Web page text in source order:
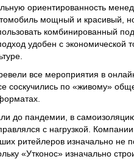
ориентированность
мощный и красивый,
комбинированный
удобен с экономической
все мероприятия в
соскучились по «живому»
до пандемии, в
с нагрузкой.
ритейлеров изначально не
«Утконос» изначально